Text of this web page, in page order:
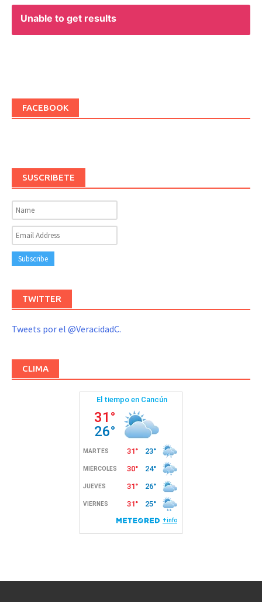
Unable to get results
FACEBOOK
SUSCRIBETE
TWITTER
Tweets por el @VeracidadC.
CLIMA